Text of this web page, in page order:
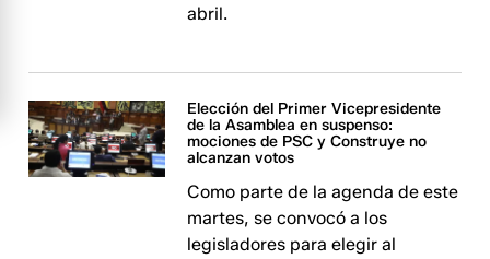
abril.
Elección del Primer Vicepresidente
de la Asamblea en suspenso:
mociones de PSC y Construye no
alcanzan votos
Como parte de la agenda de este
martes, se convocó a los
legisladores para elegir al